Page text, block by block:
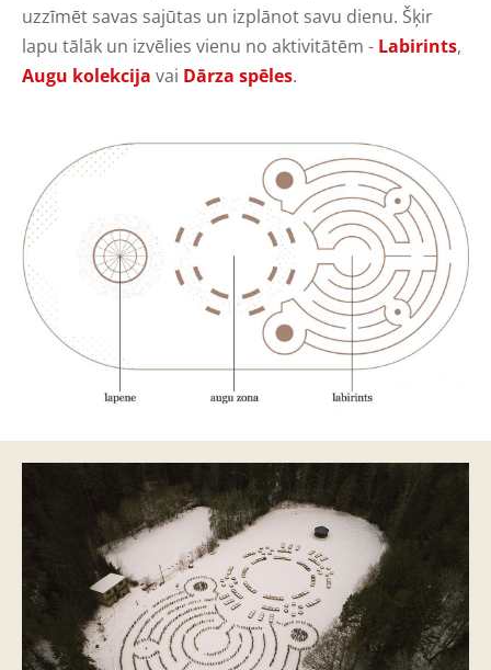
uzzīmēt savas sajūtas un izplānot savu dienu. Šķir
lapu tālāk un izvēlies vienu no aktivitātēm - Labirints,
Augu kolekcija vai Dārza spēles.